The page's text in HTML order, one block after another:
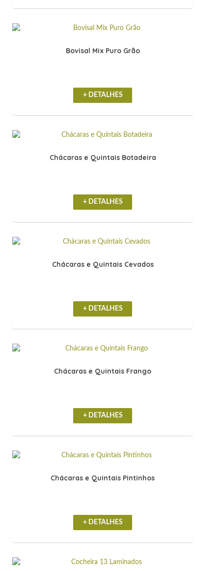
Bovisal Mix Puro Grão
+ DETALHES
Chácaras e Quintais Botadeira
+ DETALHES
Chácaras e Quintais Cevados
+ DETALHES
Chácaras e Quintais Frango
+ DETALHES
Chácaras e Quintais Pintinhos
+ DETALHES